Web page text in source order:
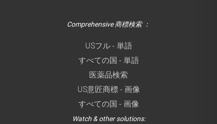
Comprehensive 商標検索 ：
USフル - 単語
すべての国 - 単語
医薬品検索
US意匠商標 - 画像
すべての国 - 画像
Watch & other solutions: